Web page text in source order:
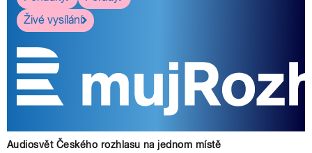
Živé vysílání
Audiosvět Českého rozhlasu na jednom místě